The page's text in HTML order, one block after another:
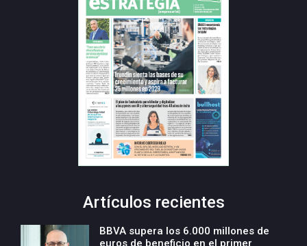
Artículos recientes
BBVA supera los 6.000 millones de
euros de beneficio en el primer